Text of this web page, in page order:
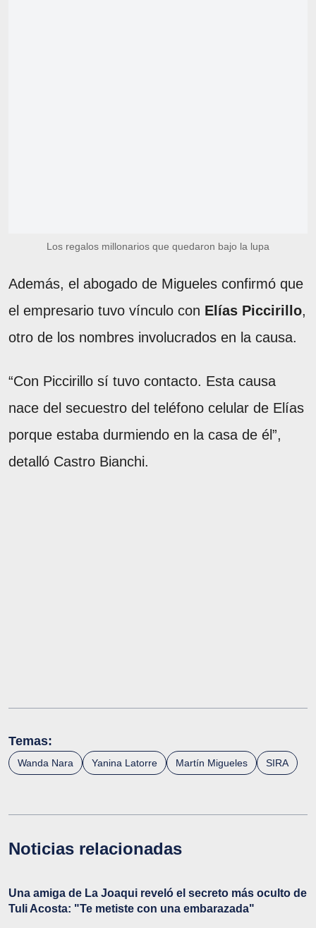
Los regalos millonarios que quedaron bajo la lupa
Además, el abogado de Migueles confirmó que
el empresario tuvo vínculo con Elías Piccirillo,
otro de los nombres involucrados en la causa.
“Con Piccirillo sí tuvo contacto. Esta causa
nace del secuestro del teléfono celular de Elías
porque estaba durmiendo en la casa de él”,
detalló Castro Bianchi.
Temas:
Wanda Nara Yanina Latorre Martín Migueles SIRA
Noticias relacionadas
Una amiga de La Joaqui reveló el secreto más oculto de
Tuli Acosta: "Te metiste con una embarazada"